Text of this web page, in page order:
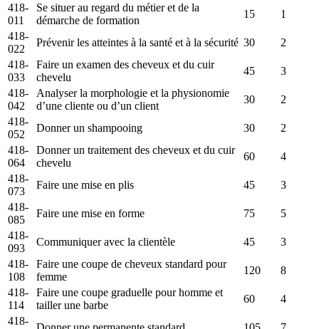
418-
011
Se situer au regard du métier et de la
démarche de formation
15
1
418-
022
Prévenir les atteintes à la santé et à la sécurité 30
2
418-
033
Faire un examen des cheveux et du cuir
chevelu
45
3
418-
042
Analyser la morphologie et la physionomie
d’une cliente ou d’un client
30
2
418-
052
Donner un shampooing 30
2
418-
064
Donner un traitement des cheveux et du cuir
chevelu
60
4
418-
073
Faire une mise en plis 45
3
418-
085
Faire une mise en forme 75
5
418-
093
Communiquer avec la clientèle 45
3
418-
108
Faire une coupe de cheveux standard pour
femme
120
8
418-
114
Faire une coupe graduelle pour homme et
tailler une barbe
60
4
418-